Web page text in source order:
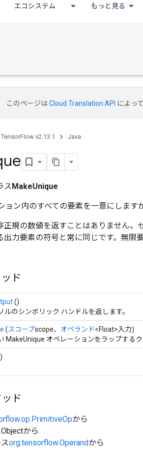
エコシステム もっと見る
このページはCloud Translation API によっ
TensorFlow v2.13.1 Java
スMakeUnique
ョン内のすべての要素を一意にします
正規の数値を返すことはありません。
出力要素の符号と常に同じです。無限
ド
()
ルのシンボリック ハンドルを返します。
(スコープscope、 オペランド<Float>入力)
MakeUnique オペレーションをラップする
ド
から
から
org.tensorflow.Operandから